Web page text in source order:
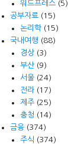
워드프레스(5)
공부자료 (15)
논리학(15)
국내여행 (88)
경상(3)
부산(9)
서울(24)
전라(17)
제주(25)
충청 (14)
금융 (374)
주식 (374)